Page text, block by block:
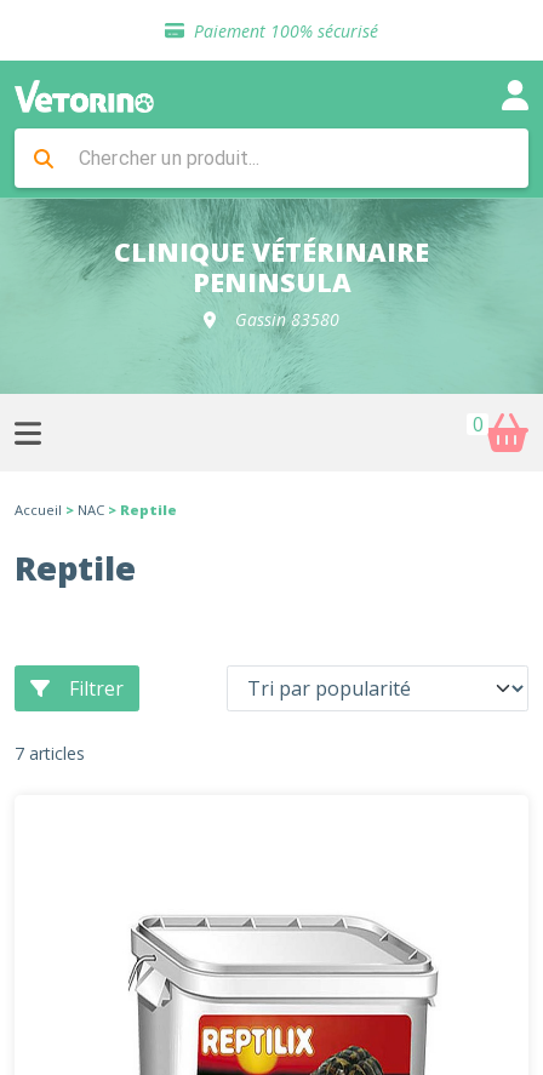
Paiement 100% sécurisé
Livraison gratuite en clinique vétérinaire
Sélection de croquettes vétérinaire
Livraison gratuite en clinique vétérinaire
Retour gratuit en clinique
Sélection de croquettes vétérinaire
CLINIQUE VÉTÉRINAIRE
PENINSULA
Gassin 83580
0
Accueil > NAC > Reptile
Reptile
Filtrer
7 articles